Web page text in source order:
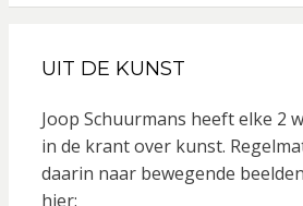
c
b
o
o
k
s
a
g
r
a
UIT DE KUNST
Joop Schuurmans heeft elke 2
in de krant over kunst.
daarin naar bewegende
hier: